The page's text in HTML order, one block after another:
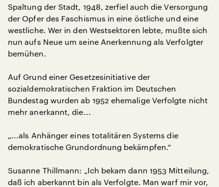
Spaltung der Stadt, 1948, zerfiel auch die Versorgung
der Opfer des Faschismus in eine östliche und eine
westliche. Wer in den Westsektoren lebte, mußte sich
nun aufs Neue um seine Anerkennung als Verfolgter
bemühen.
Auf Grund einer Gesetzesinitiative der
sozialdemokratischen Fraktion im Deutschen
Bundestag wurden ab 1952 ehemalige Verfolgte nicht
mehr anerkannt, die...
„...als Anhänger eines totalitären Systems die
demokratische Grundordnung bekämpfen.“
Susanne Thillmann: „Ich bekam dann 1953 Mitteilung,
daß ich aberkannt bin als Verfolgte. Man warf mir vor,